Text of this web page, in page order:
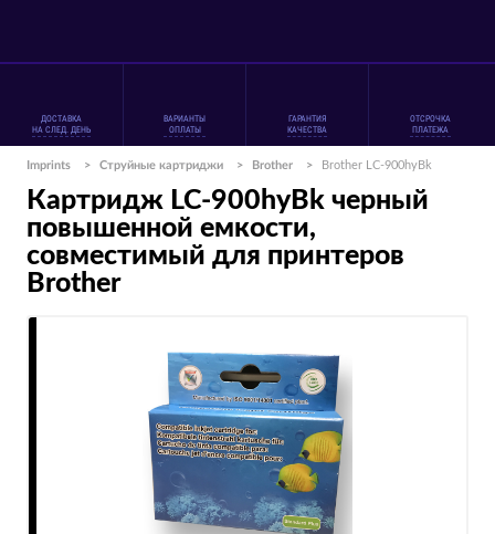
ДОСТАВКА
НА СЛЕД. ДЕНЬ
ВАРИАНТЫ
ОПЛАТЫ
ГАРАНТИЯ
КАЧЕСТВА
ОТСРОЧКА
ПЛАТЕЖА
Imprints > Струйные картриджи > Brother > Brother LC-900hyBk
Картридж LC-900hyBk черный
повышенной емкости,
совместимый для принтеров
Brother